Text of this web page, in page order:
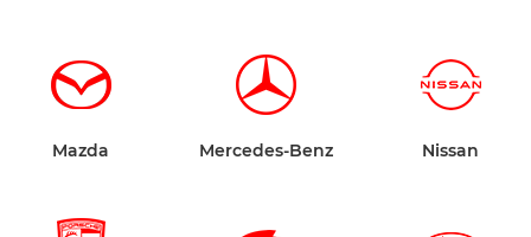
Mazda Mercedes-Benz Nissan